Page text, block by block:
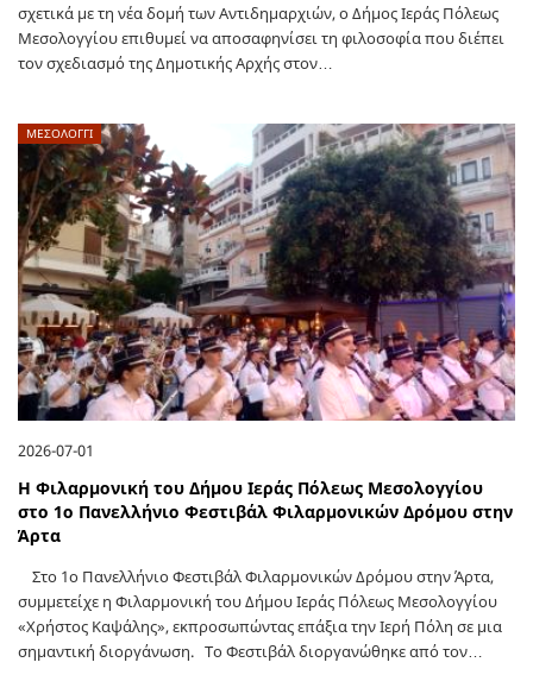
σχετικά με τη νέα δομή των Αντιδημαρχιών, ο Δήμος Ιεράς Πόλεως
Μεσολογγίου επιθυμεί να αποσαφηνίσει τη φιλοσοφία που διέπει
τον σχεδιασμό της Δημοτικής Αρχής στον…
ΜΕΣΟΛΟΓΓΙ
2026-07-01
Η Φιλαρμονική του Δήμου Ιεράς Πόλεως Μεσολογγίου
στο 1ο Πανελλήνιο Φεστιβάλ Φιλαρμονικών Δρόμου στην
Άρτα
Στο 1ο Πανελλήνιο Φεστιβάλ Φιλαρμονικών Δρόμου στην Άρτα,
συμμετείχε η Φιλαρμονική του Δήμου Ιεράς Πόλεως Μεσολογγίου
«Χρήστος Καψάλης», εκπροσωπώντας επάξια την Ιερή Πόλη σε μια
σημαντική διοργάνωση. Το Φεστιβάλ διοργανώθηκε από τον…